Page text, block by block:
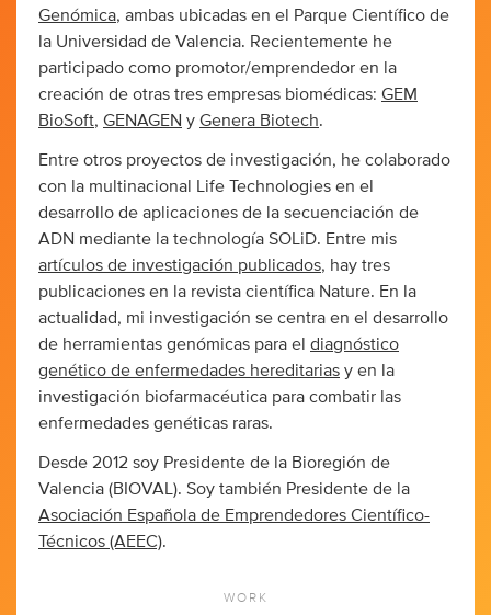
Genómica, ambas ubicadas en el Parque Científico de
la Universidad de Valencia. Recientemente he
participado como promotor/emprendedor en la
creación de otras tres empresas biomédicas: GEM
BioSoft, GENAGEN y Genera Biotech.
Entre otros proyectos de investigación, he colaborado
con la multinacional Life Technologies en el
desarrollo de aplicaciones de la secuenciación de
ADN mediante la technología SOLiD. Entre mis
artículos de investigación publicados, hay tres
publicaciones en la revista científica Nature. En la
actualidad, mi investigación se centra en el desarrollo
de herramientas genómicas para el diagnóstico
genético de enfermedades hereditarias y en la
investigación biofarmacéutica para combatir las
enfermedades genéticas raras.
Desde 2012 soy Presidente de la Bioregión de
Valencia (BIOVAL). Soy también Presidente de la
Asociación Española de Emprendedores Científico-
Técnicos (AEEC).
WORK